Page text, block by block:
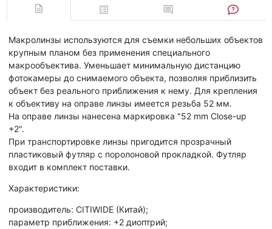
Макролинзы используются для съемки небольших объектов
крупным планом без применения специального
макрообъектива. Уменьшает минимальную дистанцию
фотокамеры до снимаемого объекта, позволяя приблизить
объект без реального приближения к нему. Для крепления
к объективу на оправе линзы имеется резьба 52 мм.
На оправе линзы нанесена маркировка "52 mm Close-up
+2".
При транспортировке линзы пригодится прозрачный
пластиковый футляр с поролоновой прокладкой. Футляр
входит в комплект поставки.
Характеристики:
производитель: CITIWIDE (Китай);
параметр приближения: +2 диоптрий;